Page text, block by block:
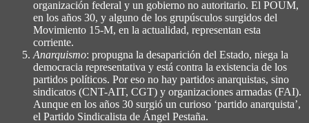
organización federal y un gobierno no autoritario. El POUM,
en los años 30, y alguno de los grupúsculos surgidos del
Movimiento 15-M, en la actualidad, representan esta
corriente.
Anarquismo: propugna la desaparición del Estado, niega la
democracia representativa y está contra la existencia de los
partidos políticos. Por eso no hay partidos anarquistas, sino
sindicatos (CNT-AIT, CGT) y organizaciones armadas (FAI).
Aunque en los años 30 surgió un curioso ‘partido anarquista’,
el Partido Sindicalista de Ángel Pestaña.